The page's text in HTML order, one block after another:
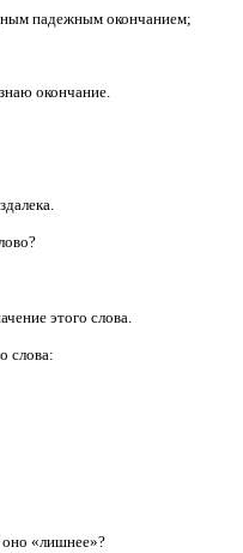
падежным окончанием;
окончание.
этого слова.
слова:
«лишнее»?